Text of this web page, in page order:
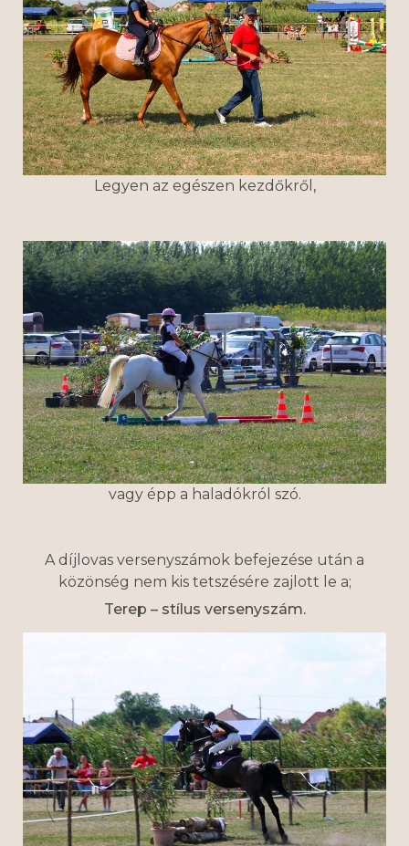
Legyen az egészen kezdőkről,
vagy épp a haladókról szó.
A díjlovas versenyszámok befejezése után a
közönség nem kis tetszésére zajlott le a;
Terep – stílus versenyszám.